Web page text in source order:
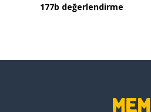
177b değerlendirme